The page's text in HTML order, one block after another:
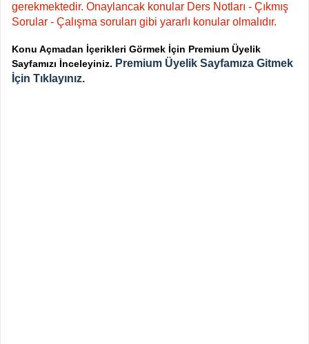
gerekmektedir. Onaylancak konular Ders Notları - Çıkmış
Sorular - Çalışma soruları gibi yararlı konular olmalıdır.
Konu Açmadan İçerikleri Görmek İçin Premium Üyelik
Sayfamızı İnceleyiniz. Premium Üyelik Sayfamıza Gitmek
İçin Tıklayınız.